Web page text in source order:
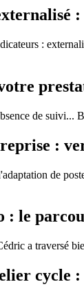
:
de suivi...
:
de
: le
a traversé
cycle